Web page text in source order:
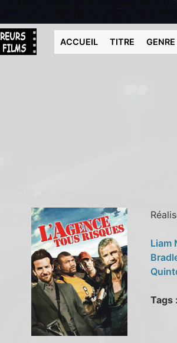
ACCUEIL TITRE GENRE
Liam
Tags :